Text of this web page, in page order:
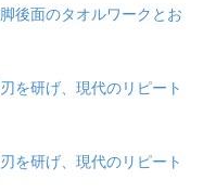
後面のタオルワークとお
を研げ、現代のリピート
を研げ、現代のリピート